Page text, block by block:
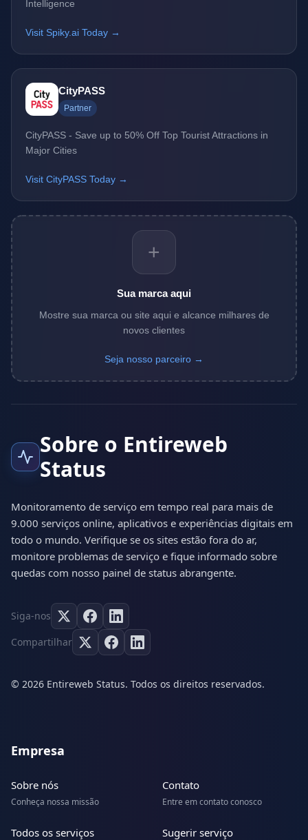
Intelligence
Visit Spiky.ai Today →
CityPASS
Partner
CityPASS - Save up to 50% Off Top Tourist Attractions in
Major Cities
Visit CityPASS Today →
+
Sua marca aqui
Mostre sua marca ou site aqui e alcance milhares de
novos clientes
Seja nosso parceiro →
Sobre o Entireweb
Status
Monitoramento de serviço em tempo real para mais de
9.000 serviços online, aplicativos e experiências digitais em
todo o mundo. Verifique se os sites estão fora do ar,
monitore problemas de serviço e fique informado sobre
quedas com nosso painel de status abrangente.
Siga-nos
Compartilhar
© 2026 Entireweb Status. Todos os direitos reservados.
Empresa
Sobre nós
Conheça nossa missão
Contato
Entre em contato conosco
Todos os serviços Sugerir serviço